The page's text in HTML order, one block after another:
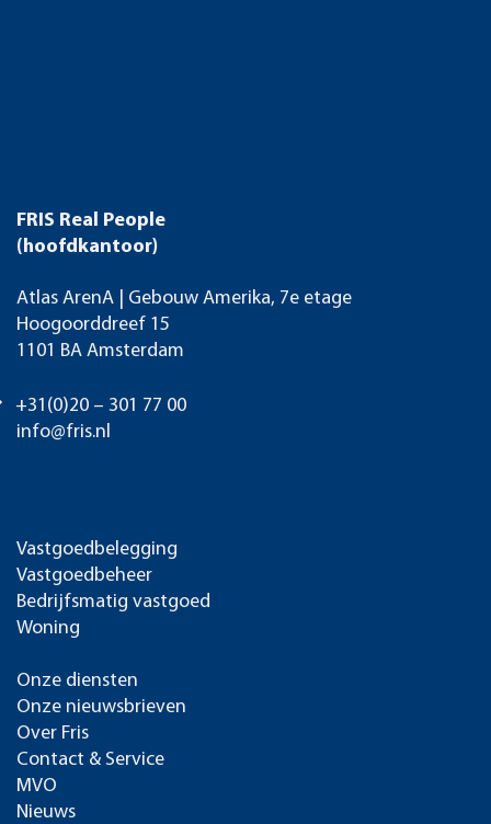
FRIS Real People
(hoofdkantoor)
Atlas ArenA | Gebouw Amerika, 7e etage
Hoogoorddreef 15
1101 BA Amsterdam
+31(0)20 – 301 77 00
info@fris.nl
Vastgoedbelegging
Vastgoedbeheer
Bedrijfsmatig vastgoed
Woning
Onze diensten
Onze nieuwsbrieven
Over Fris
Contact & Service
MVO
Nieuws